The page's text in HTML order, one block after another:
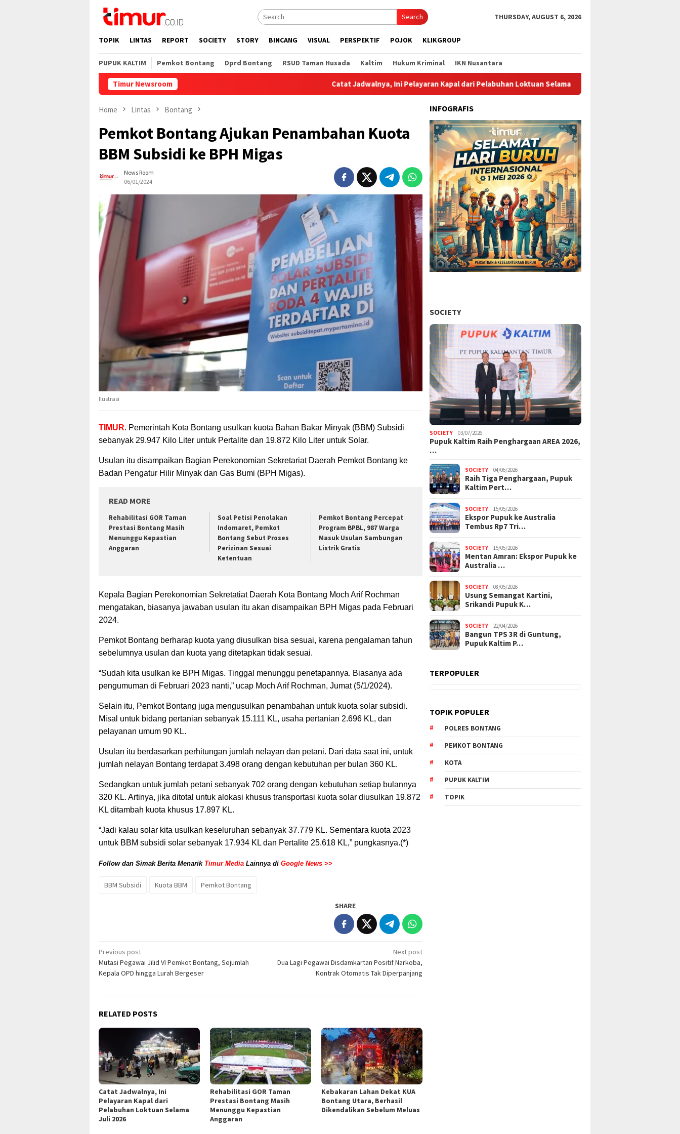
content
Search THURSDAY, AUGUST 6, 2026
TOPIK LINTAS REPORT SOCIETY STORY BINCANG VISUAL PERSPEKTIF POJOK KLIKGROUP
PUPUK KALTIM Pemkot Bontang Dprd Bontang RSUD Taman Husada Kaltim Hukum Kriminal IKN Nusantara
Timur Newsroom Catat Jadwalnya, Ini Pelayaran Kapal dari Pelabuhan Loktuan Selama Juli 2026
Home Lintas Bontang
Pemkot Bontang Ajukan Penambahan Kuota
BBM Subsidi ke BPH Migas
News Room
06/01/2024
Ilustrasi
TIMUR. Pemerintah Kota Bontang usulkan kuota Bahan Bakar Minyak (BBM) Subsidi
sebanyak 29.947 Kilo Liter untuk Pertalite dan 19.872 Kilo Liter untuk Solar.
Usulan itu disampaikan Bagian Perekonomian Sekretariat Daerah Pemkot Bontang ke
Badan Pengatur Hilir Minyak dan Gas Bumi (BPH Migas).
READ MORE
Rehabilitasi GOR Taman
Prestasi Bontang Masih
Menunggu Kepastian
Anggaran
Soal Petisi Penolakan
Indomaret, Pemkot
Bontang Sebut Proses
Perizinan Sesuai
Ketentuan
Pemkot Bontang Percepat
Program BPBL, 987 Warga
Masuk Usulan Sambungan
Listrik Gratis
Kepala Bagian Perekonomian Sekretatiat Daerah Kota Bontang Moch Arif Rochman
mengatakan, biasanya jawaban usulan itu akan disampaikan BPH Migas pada Februari
2024.
Pemkot Bontang berharap kuota yang diusulkan bisa sesuai, karena pengalaman tahun
sebelumnya usulan dan kuota yang ditetapkan tidak sesuai.
“Sudah kita usulkan ke BPH Migas. Tinggal menunggu penetapannya. Biasanya ada
pengumuman di Februari 2023 nanti,” ucap Moch Arif Rochman, Jumat (5/1/2024).
Selain itu, Pemkot Bontang juga mengusulkan penambahan untuk kuota solar subsidi.
Misal untuk bidang pertanian sebanyak 15.111 KL, usaha pertanian 2.696 KL, dan
pelayanan umum 90 KL.
Usulan itu berdasarkan perhitungan jumlah nelayan dan petani. Dari data saat ini, untuk
jumlah nelayan Bontang terdapat 3.498 orang dengan kebutuhan per bulan 360 KL.
Sedangkan untuk jumlah petani sebanyak 702 orang dengan kebutuhan setiap bulannya
320 KL. Artinya, jika ditotal untuk alokasi khusus transportasi kuota solar diusulkan 19.872
KL ditambah kuota khusus 17.897 KL.
“Jadi kalau solar kita usulkan keseluruhan sebanyak 37.779 KL. Sementara kuota 2023
untuk BBM subsidi solar sebanyak 17.934 KL dan Pertalite 25.618 KL,” pungkasnya.(*)
Follow dan Simak Berita Menarik Timur Media Lainnya di Google News >>
BBM Subsidi Kuota BBM Pemkot Bontang
SHARE
Post
navigation
Previous post
Mutasi Pegawai Jilid VI Pemkot Bontang, Sejumlah
Kepala OPD hingga Lurah Bergeser
Next post
Dua Lagi Pegawai Disdamkartan Positif Narkoba,
Kontrak Otomatis Tak Diperpanjang
RELATED POSTS
Catat Jadwalnya, Ini
Pelayaran Kapal dari
Pelabuhan Loktuan Selama
Juli 2026
Rehabilitasi GOR Taman
Prestasi Bontang Masih
Menunggu Kepastian
Anggaran
Kebakaran Lahan Dekat KUA
Bontang Utara, Berhasil
Dikendalikan Sebelum Meluas
INFOGRAFIS
SOCIETY
SOCIETY 03/07/2026
Pupuk Kaltim Raih Penghargaan AREA 2026,
…
SOCIETY 04/06/2026
Raih Tiga Penghargaan, Pupuk
Kaltim Pert…
SOCIETY 15/05/2026
Ekspor Pupuk ke Australia
Tembus Rp7 Tri…
SOCIETY 15/05/2026
Mentan Amran: Ekspor Pupuk ke
Australia …
SOCIETY 08/05/2026
Usung Semangat Kartini,
Srikandi Pupuk K…
SOCIETY 22/04/2026
Bangun TPS 3R di Guntung,
Pupuk Kaltim P…
TERPOPULER
TOPIK POPULER
POLRES BONTANG
PEMKOT BONTANG
KOTA
PUPUK KALTIM
TOPIK